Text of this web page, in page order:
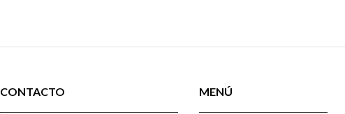
CONTACTO MENÚ